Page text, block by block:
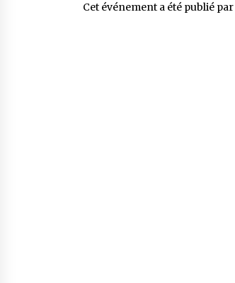
Cet événement a été publié par